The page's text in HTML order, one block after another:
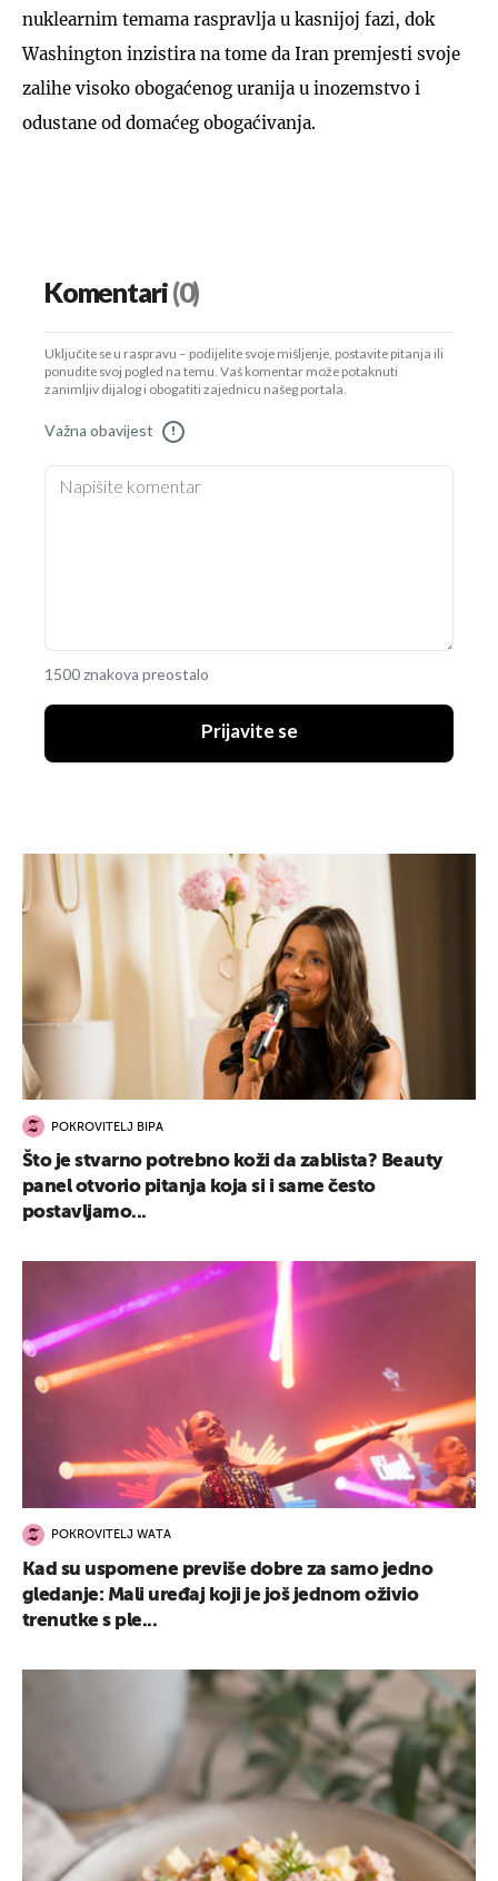
nuklearnim temama raspravlja u kasnijoj fazi, dok
Washington inzistira na tome da Iran premjesti svoje
zalihe visoko obogaćenog uranija u inozemstvo i
odustane od domaćeg obogaćivanja.
Komentari(0)
Uključite se u raspravu – podijelite svoje mišljenje, postavite pitanja ili
ponudite svoj pogled na temu. Vaš komentar može potaknuti
zanimljiv dijalog i obogatiti zajednicu našeg portala.
Važna obavijest !
1500 znakova preostalo
Prijavite se
POKROVITELJ BIPA
Što je stvarno potrebno koži da zablista? Beauty
panel otvorio pitanja koja si i same često
postavljamo...
POKROVITELJ WATA
Kad su uspomene previše dobre za samo jedno
gledanje: Mali uređaj koji je još jednom oživio
trenutke s ple...